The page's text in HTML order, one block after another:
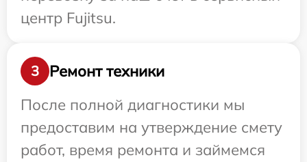
центр Fujitsu.
3
Ремонт техники
После полной диагностики мы
предоставим на утверждение смету
работ, время ремонта и займемся